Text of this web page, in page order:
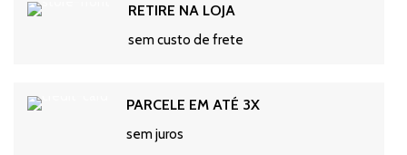
RETIRE NA LOJA
sem custo de frete
PARCELE EM ATÉ 3X
sem juros